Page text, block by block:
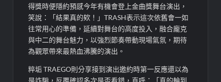
得獎時便隱約預感今年有機會登上金曲獎舞台演出，
笑說：「結果真的欸！」TRASH表示這次依舊會一如
往常用心的準備，延續對舞台的高度投入，融合龐克
與中二的舞台魅力，以強烈節奏帶動現場氣氛，期待
為觀眾帶來最熱血沸騰的演出。
粹垢 TRAEGO則分享接到演出邀約時第一反應還以為
是詐騙，反覆確認多次是否看錯，直呼：「真的輪到